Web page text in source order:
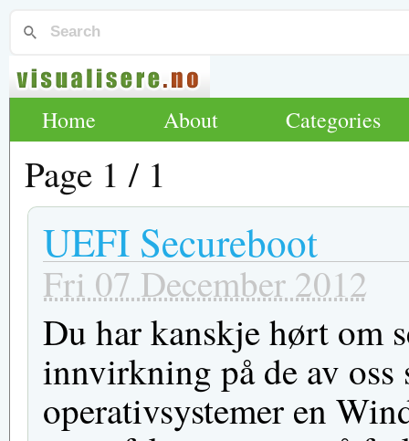
Home About Categories
Page 1 / 1
UEFI Secureboot
Fri 07 December 2012
Du har kanskje hørt om
innvirkning på de av oss
operativsystemer en